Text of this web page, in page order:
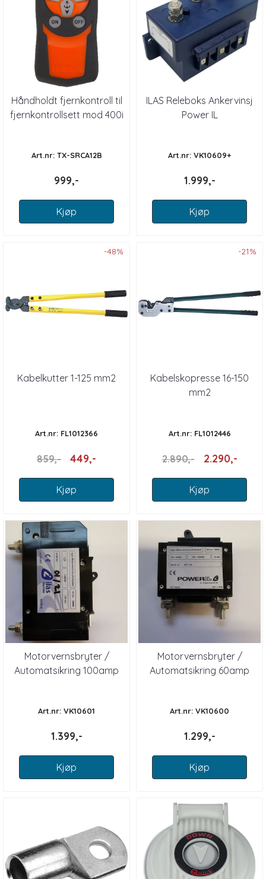
Håndholdt fjernkontroll til
fjernkontrollsett mod 400i
Art.nr: TX-SRCA12B
999,-
Kjøp
ILAS Releboks Ankervinsj
Power IL
Art.nr: VK10609+
1.999,-
Kjøp
-48%
Kabelkutter 1-125 mm2
Art.nr: FL1012366
859,- 449,-
Kjøp
-21%
Kabelskopresse 16-150
mm2
Art.nr: FL1012446
2.890,- 2.290,-
Kjøp
Motorvernsbryter /
Automatsikring 100amp
Art.nr: VK10601
1.399,-
Kjøp
Motorvernsbryter /
Automatsikring 60amp
Art.nr: VK10600
1.299,-
Kjøp